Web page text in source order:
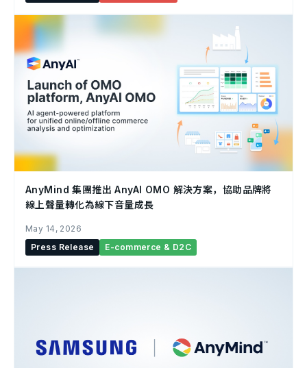
AnyMind 集團推出 AnyAI OMO 解決方案，協助品牌將
線上聲量轉化為線下音量成長
May 14, 2026
Press Release
E-commerce & D2C